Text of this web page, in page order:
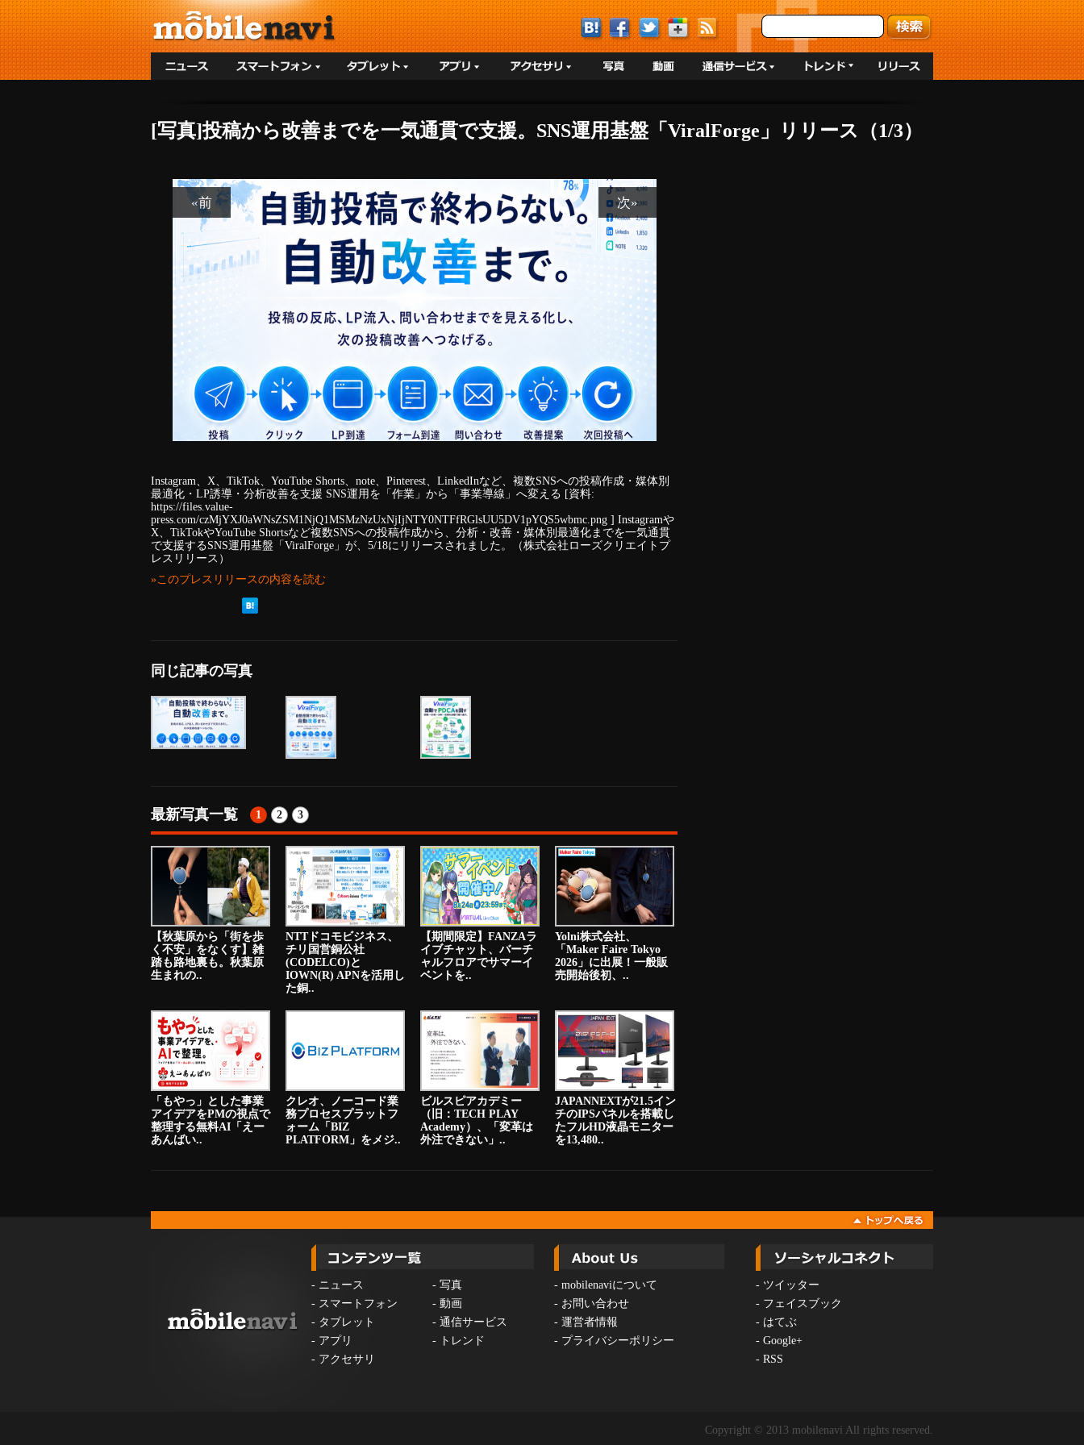
[写真]投稿から改善までを一気通貫で支援。SNS運用基盤「ViralForge」リリース（1/3）
«前 次»
Instagram、X、TikTok、YouTube Shorts、note、Pinterest、LinkedInなど、複数SNSへの投稿作成・媒体別
最適化・LP誘導・分析改善を支援 SNS運用を「作業」から「事業導線」へ変える [資料:
https://files.value-
press.com/czMjYXJ0aWNsZSM1NjQ1MSMzNzUxNjIjNTY0NTFfRGlsUU5DV1pYQS5wbmc.png ] Instagramや
X、TikTokやYouTube Shortsなど複数SNSへの投稿作成から、分析・改善・媒体別最適化までを一気通貫
で支援するSNS運用基盤「ViralForge」が、5/18にリリースされました。（株式会社ローズクリエイトプ
レスリリース）
»このプレスリリースの内容を読む
同じ記事の写真
最新写真一覧 1 2 3
【秋葉原から「街を歩
く不安」をなくす】雑
踏も路地裏も。秋葉原
生まれの..
NTTドコモビジネス、
チリ国営銅公社
(CODELCO)と
IOWN(R) APNを活用し
た銅..
【期間限定】FANZAラ
イブチャット、バーチ
ャルフロアでサマーイ
ベントを..
Yolni株式会社、
「Maker Faire Tokyo
2026」に出展！一般販
売開始後初、..
「もやっ」とした事業
アイデアをPMの視点で
整理する無料AI「えー
あんばい..
クレオ、ノーコード業
務プロセスプラットフ
ォーム「BIZ
PLATFORM」をメジ..
ビルスピアカデミー
（旧：TECH PLAY
Academy）、「変革は
外注できない」..
JAPANNEXTが21.5イン
チのIPSパネルを搭載し
たフルHD液晶モニター
を13,480..
- ニュース - 写真
- スマートフォン - 動画
- タブレット - 通信サービス
- アプリ -
トレンド
- アクセサリ
- mobilenaviについて
- お問い合わせ
- 運営者情報
- プライバシーポリシー
- ツイッター
- フェイスブック
- はてぶ
- Google+
- RSS
Copyright © 2013 mobilenavi All rights reserved.